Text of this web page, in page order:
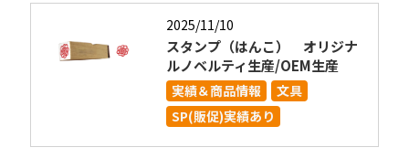
2025/11/10
スタンプ（はんこ） オリジナ
ルノベルティ生産/OEM生産
実績＆商品情報
文具
SP(販促)実績あり